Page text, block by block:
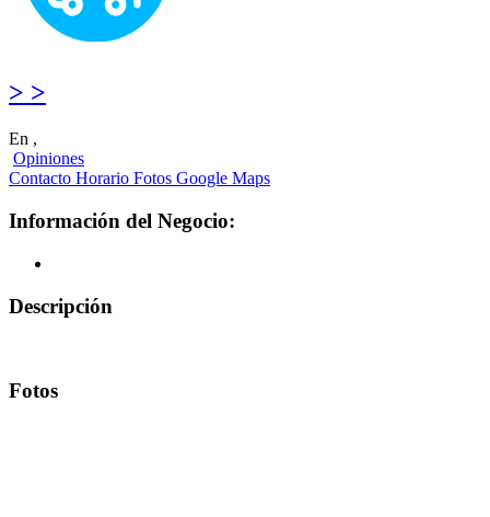
> >
En ,
Opiniones
Contacto Horario Fotos Google Maps
Información del Negocio:
Descripción
Fotos